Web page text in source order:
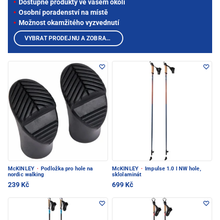
McKINLEY · Podložka pro hole na
nordic walking
239 Kč
McKINLEY ·
Impulse 1.0 I NW hole,
sklolaminát
699 Kč
Dostupné produkty ve vašem okolí
Osobní poradenství na místě
Možnost okamžitého vyzvednutí
VYBRAT PRODEJNU A ZOBRAZIT PRODUKTY